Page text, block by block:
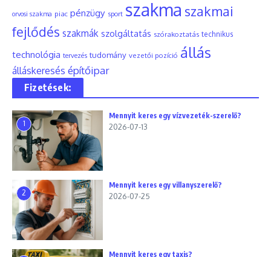
orvosi szakma piac pénzügy sport szakma szakmai
fejlődés szakmák szolgáltatás szórakoztatás technikus
technológia tervezés tudomány vezetői pozíció állás
álláskeresés építőipar
Fizetések:
1
Mennyit keres egy vízvezeték-szerelő?
2026-07-13
2
Mennyit keres egy villanyszerelő?
2026-07-25
Mennyit keres egy taxis?